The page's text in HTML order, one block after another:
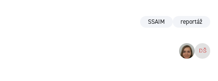
SSAIM reportáž